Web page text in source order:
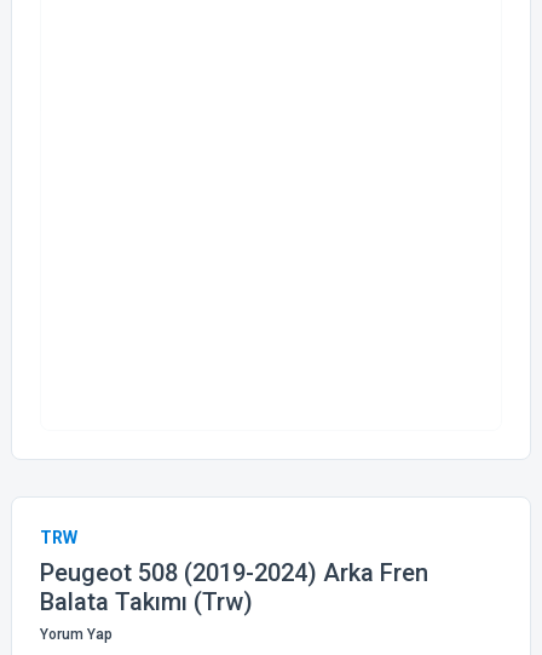
TRW
Peugeot 508 (2019-2024) Arka Fren
Balata Takımı (Trw)
Yorum Yap